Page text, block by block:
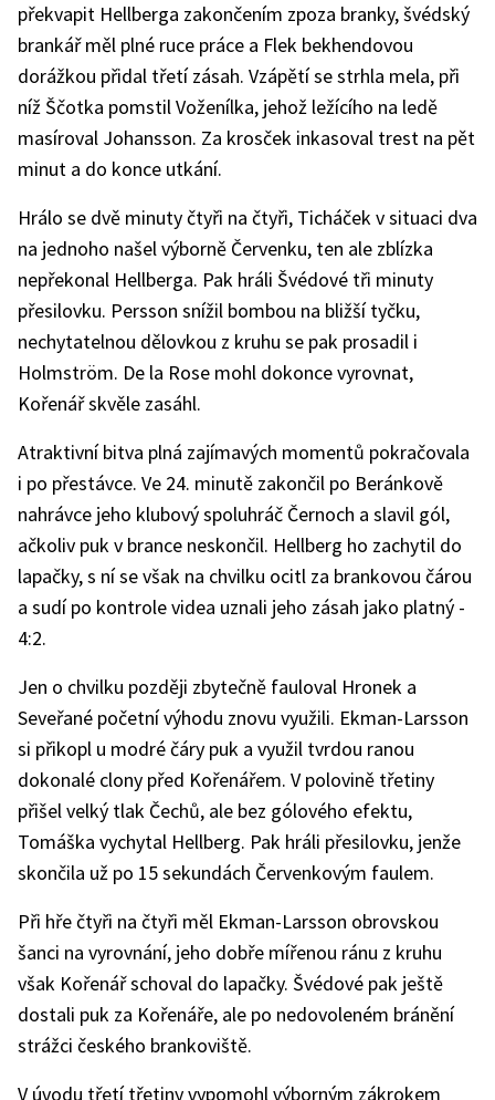
překvapit Hellberga zakončením zpoza branky, švédský
brankář měl plné ruce práce a Flek bekhendovou
dorážkou přidal třetí zásah. Vzápětí se strhla mela, při
níž Ščotka pomstil Voženílka, jehož ležícího na ledě
masíroval Johansson. Za krosček inkasoval trest na pět
minut a do konce utkání.
Hrálo se dvě minuty čtyři na čtyři, Ticháček v situaci dva
na jednoho našel výborně Červenku, ten ale zblízka
nepřekonal Hellberga. Pak hráli Švédové tři minuty
přesilovku. Persson snížil bombou na bližší tyčku,
nechytatelnou dělovkou z kruhu se pak prosadil i
Holmström. De la Rose mohl dokonce vyrovnat,
Kořenář skvěle zasáhl.
Atraktivní bitva plná zajímavých momentů pokračovala
i po přestávce. Ve 24. minutě zakončil po Beránkově
nahrávce jeho klubový spoluhráč Černoch a slavil gól,
ačkoliv puk v brance neskončil. Hellberg ho zachytil do
lapačky, s ní se však na chvilku ocitl za brankovou čárou
a sudí po kontrole videa uznali jeho zásah jako platný -
4:2.
Jen o chvilku později zbytečně fauloval Hronek a
Seveřané početní výhodu znovu využili. Ekman-Larsson
si přikopl u modré čáry puk a využil tvrdou ranou
dokonalé clony před Kořenářem. V polovině třetiny
přišel velký tlak Čechů, ale bez gólového efektu,
Tomáška vychytal Hellberg. Pak hráli přesilovku, jenže
skončila už po 15 sekundách Červenkovým faulem.
Při hře čtyři na čtyři měl Ekman-Larsson obrovskou
šanci na vyrovnání, jeho dobře mířenou ránu z kruhu
však Kořenář schoval do lapačky. Švédové pak ještě
dostali puk za Kořenáře, ale po nedovoleném bránění
strážci českého brankoviště.
V úvodu třetí třetiny vypomohl výborným zákrokem